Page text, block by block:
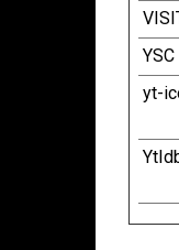
YSC
yt-